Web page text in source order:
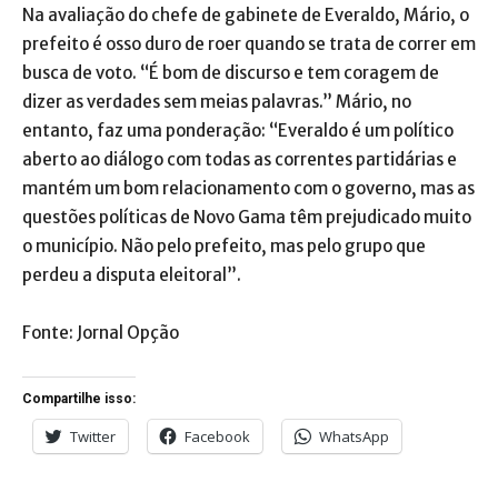
Na avaliação do chefe de gabinete de Everaldo, Mário, o
prefeito é osso duro de roer quando se trata de correr em
busca de voto. “É bom de discurso e tem coragem de
dizer as verdades sem meias palavras.” Mário, no
entanto, faz uma ponderação: “Everaldo é um político
aberto ao diálogo com todas as correntes partidárias e
mantém um bom relacionamento com o governo, mas as
questões políticas de Novo Gama têm prejudicado muito
o município. Não pelo prefeito, mas pelo grupo que
perdeu a disputa eleitoral”.
Fonte: Jornal Opção
Compartilhe isso:
Twitter Facebook WhatsApp